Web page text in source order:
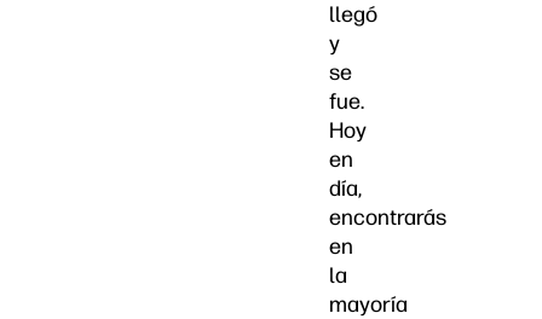
llegó
y
se
fue.
Hoy
en
día,
encontrarás
en
la
mayoría